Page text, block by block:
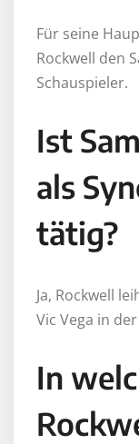
Für seine
Rockwell den
Schauspieler.
Ist
als
tätig?
Ja, Rockwell
Vic Vega in
In